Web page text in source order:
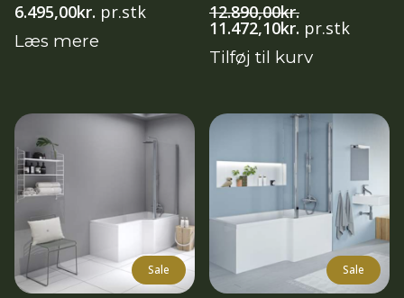
6.495,00kr. pr.stk
Læs mere
12.890,00kr.
Den
oprindelige
pris
11.472,10kr. Den
aktuelle
pris
pr.stk
Tilføj til kurv
Sale Sale